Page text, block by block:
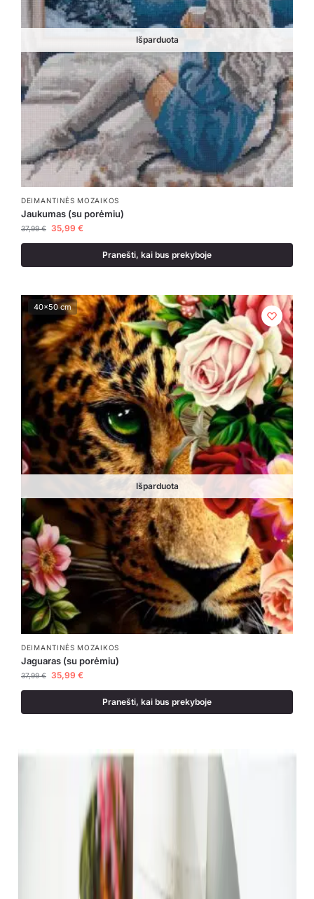
Išparduota
DEIMANTINĖS MOZAIKOS
Jaukumas (su porėmiu)
37,99€ 35,99 €
Pranešti, kai bus prekyboje
40x50 cm
Išparduota
DEIMANTINĖS MOZAIKOS
Jaguaras (su porėmiu)
37,99€ 35,99 €
Pranešti, kai bus prekyboje